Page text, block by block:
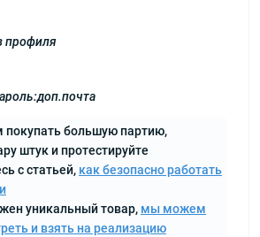
профиля
большую партию,
штук и протестируйте
с статьей, как безопасно работать
уникальный товар, мы можем
и взять на реализацию